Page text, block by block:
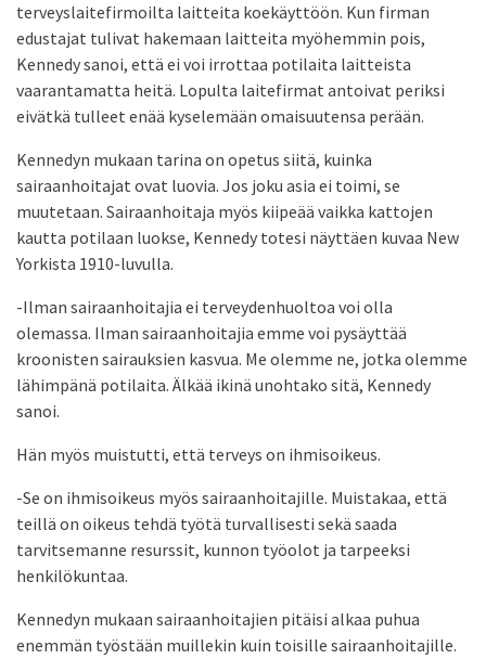
terveyslaitefirmoilta laitteita koekäyttöön. Kun firman
edustajat tulivat hakemaan laitteita myöhemmin pois,
Kennedy sanoi, että ei voi irrottaa potilaita laitteista
vaarantamatta heitä. Lopulta laitefirmat antoivat periksi
eivätkä tulleet enää kyselemään omaisuutensa perään.
Kennedyn mukaan tarina on opetus siitä, kuinka
sairaanhoitajat ovat luovia. Jos joku asia ei toimi, se
muutetaan. Sairaanhoitaja myös kiipeää vaikka kattojen
kautta potilaan luokse, Kennedy totesi näyttäen kuvaa New
Yorkista 1910-luvulla.
-Ilman sairaanhoitajia ei terveydenhuoltoa voi olla
olemassa. Ilman sairaanhoitajia emme voi pysäyttää
kroonisten sairauksien kasvua. Me olemme ne, jotka olemme
lähimpänä potilaita. Älkää ikinä unohtako sitä, Kennedy
sanoi.
Hän myös muistutti, että terveys on ihmisoikeus.
-Se on ihmisoikeus myös sairaanhoitajille. Muistakaa, että
teillä on oikeus tehdä työtä turvallisesti sekä saada
tarvitsemanne resurssit, kunnon työolot ja tarpeeksi
henkilökuntaa.
Kennedyn mukaan sairaanhoitajien pitäisi alkaa puhua
enemmän työstään muillekin kuin toisille sairaanhoitajille.